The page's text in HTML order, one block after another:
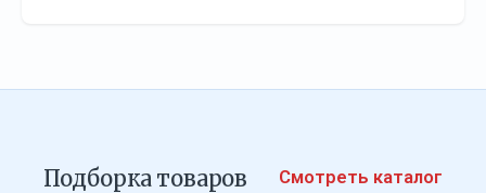
Подборка товаров Смотреть каталог